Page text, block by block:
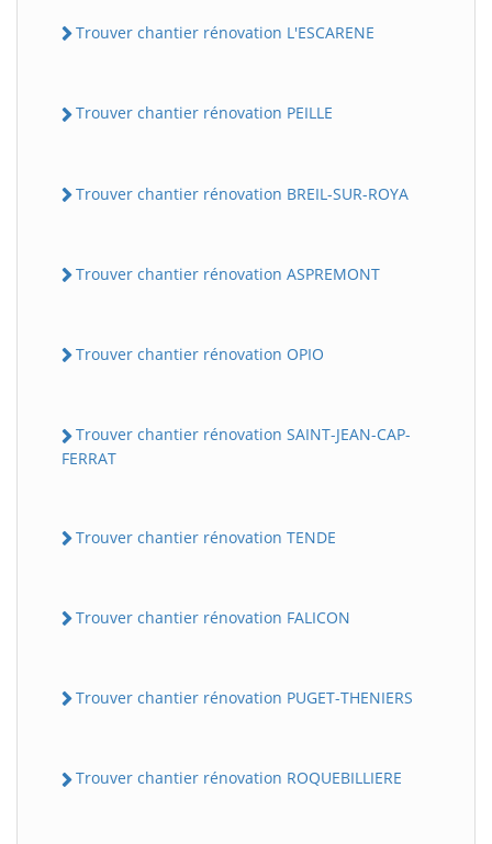
Trouver chantier rénovation L'ESCARENE
Trouver chantier rénovation PEILLE
Trouver chantier rénovation BREIL-SUR-ROYA
Trouver chantier rénovation ASPREMONT
Trouver chantier rénovation OPIO
Trouver chantier rénovation SAINT-JEAN-CAP-
FERRAT
Trouver chantier rénovation TENDE
Trouver chantier rénovation FALICON
Trouver chantier rénovation PUGET-THENIERS
Trouver chantier rénovation ROQUEBILLIERE